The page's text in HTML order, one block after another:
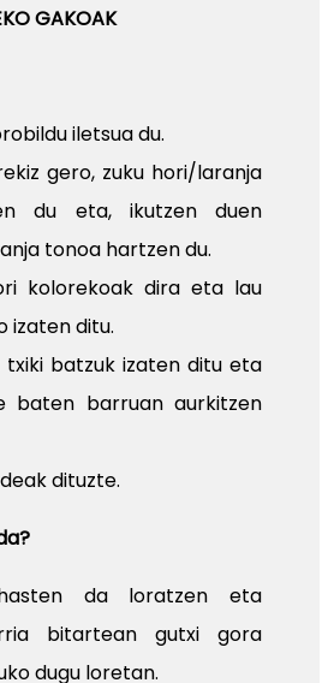
GAKOAK
iletsua du.
gero, zuku hori/laranja
du eta, ikutzen duen
tonoa hartzen du.
kolorekoak dira eta lau
izaten ditu.
txiki batzuk izaten ditu eta
baten barruan aurkitzen
dituzte.
da loratzen eta
bitartean gutxi gora
dugu loretan.